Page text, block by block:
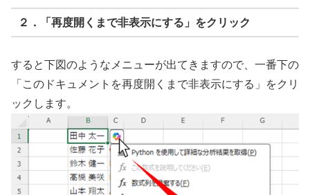
２．「再度開くまで非表示にする」をクリック
すると下図のようなメニューが出てきますので、一番下の
「このドキュメントを再度開くまで非表示にする」をクリ
ックします。